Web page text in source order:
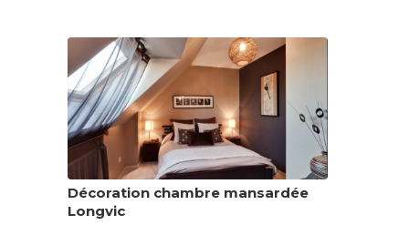
Décoration chambre mansardée
Longvic